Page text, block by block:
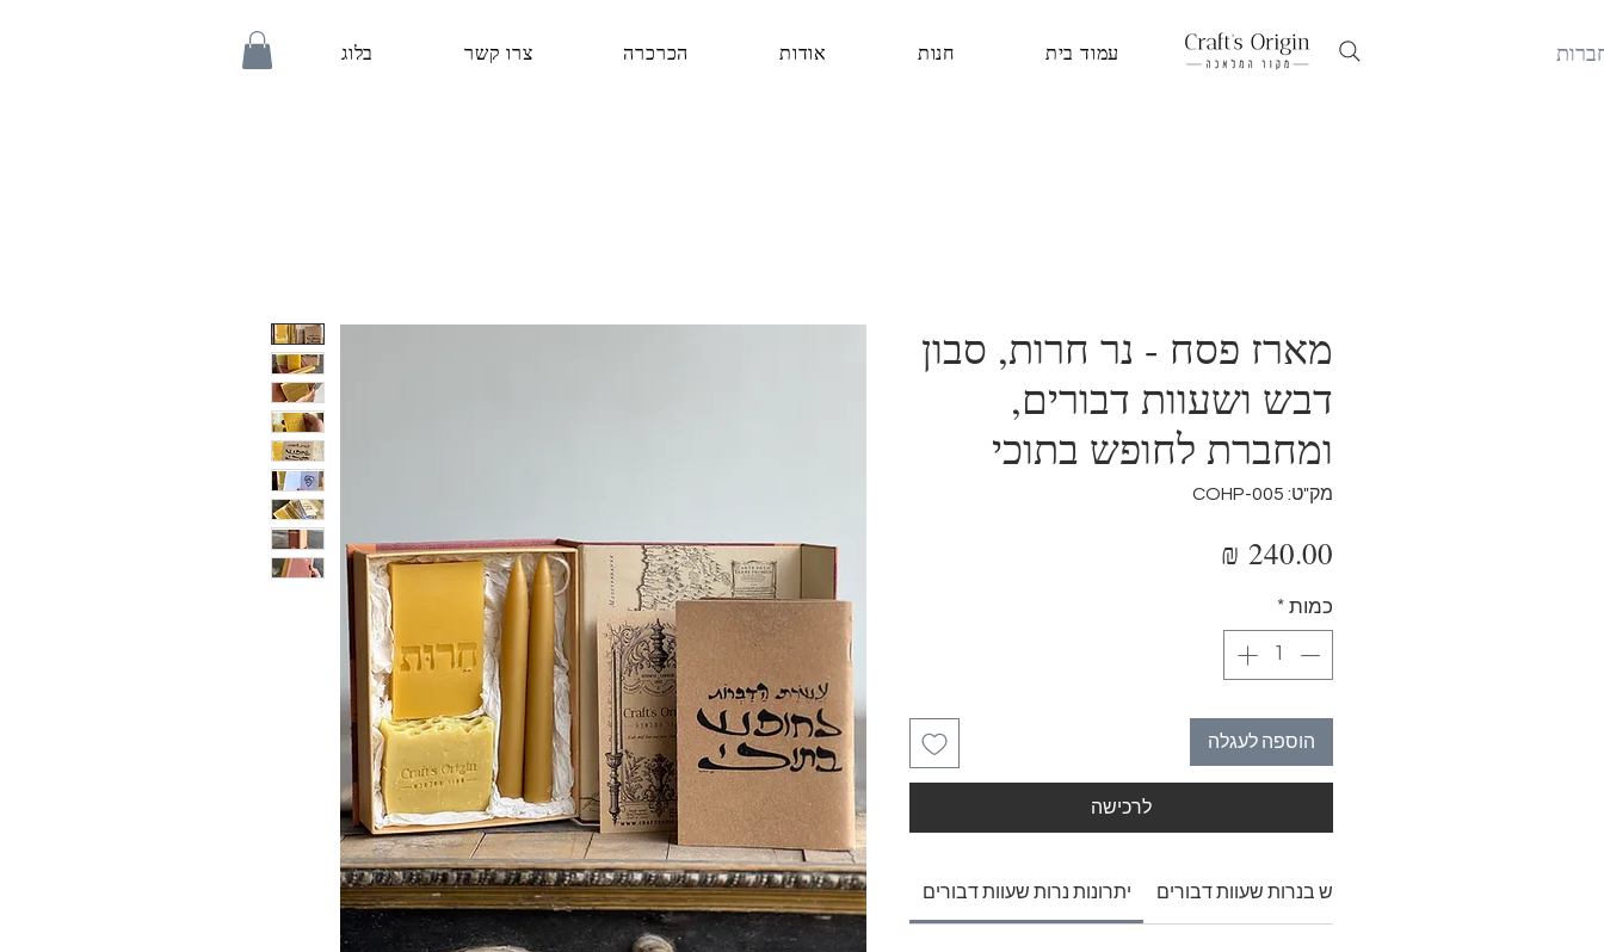
עמוד בית חנות אודות הכרכרה צרו קשר בלוג
מארז פסח - נר חרות, סבון
דבש ושעוות דבורים,
ומחברת לחופש בתוכי
מק"ט: COHP-005
כמות *
הוספה לעגלה
לרכישה
יתרונות נרות שעוות דבורים איך להשתמש בנרות שעוות דבורים